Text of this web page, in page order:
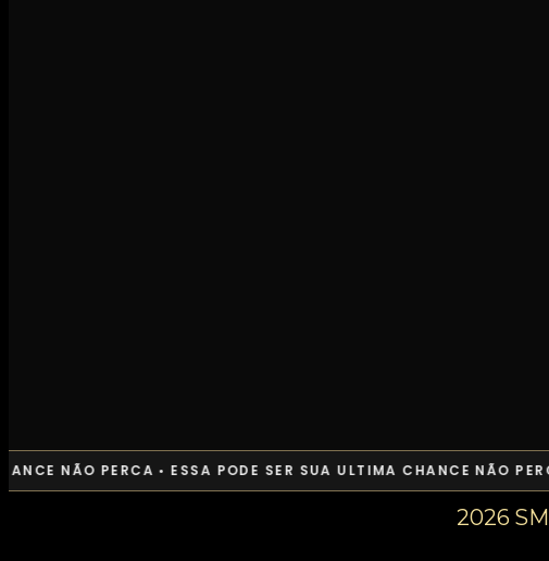
NÃO PERCA • ESSA PODE SER SUA ULTIMA CHANCE NÃO
2026